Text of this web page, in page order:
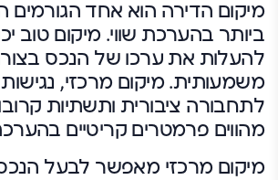
מיקום הדירה הוא אחד הגורמים
ביותר בהערכת שווי. מיקום טוב
להעלות את ערכו של הנכס
משמעותית. מיקום מרכזי, נגישות
לתחבורה ציבורית ותשתיות
מהווים פרמטרים קריטיים
מיקום מרכזי מאפשר לבעל